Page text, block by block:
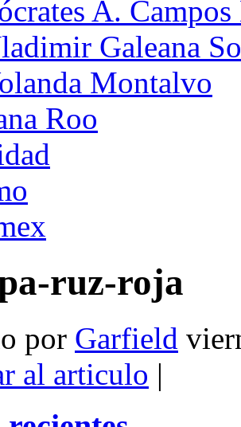
A.
Galeana
Montalvo
Roo
ruz-roja
por Garfield
al articulo |